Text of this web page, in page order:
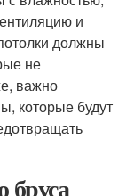
и
должны
не
важно
которые будут
бруса